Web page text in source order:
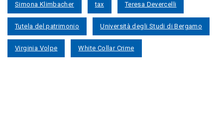
Simona Klimbacher tax Teresa Devercelli
Tutela del patrimonio Università degli Studi di Bergamo
Virginia Volpe White Collar Crime